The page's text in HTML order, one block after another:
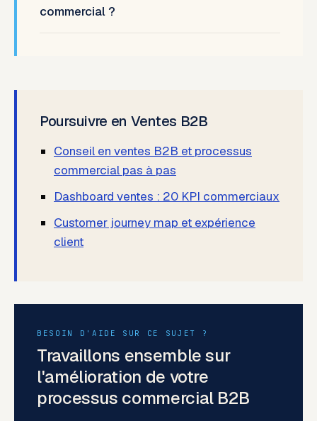
commercial ?
Poursuivre en Ventes B2B
Conseil en ventes B2B et processus
commercial pas à pas
Dashboard ventes : 20 KPI commerciaux
Customer journey map et expérience
client
BESOIN D'AIDE SUR CE SUJET ?
Travaillons ensemble sur
l'amélioration de votre
processus commercial B2B